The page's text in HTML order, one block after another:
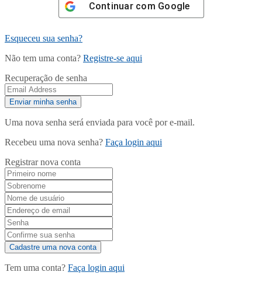
Continuar com Google
Esqueceu sua senha?
Não tem uma conta? Registre-se aqui
Recuperação de senha
Uma nova senha será enviada para você por e-mail.
Recebeu uma nova senha? Faça login aqui
Registrar nova conta
Tem uma conta? Faça login aqui